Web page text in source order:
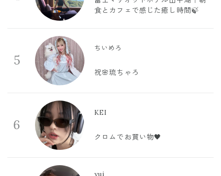
食とカフェで感じた癒し時間🍃
5
ちいめろ
祝🌸琉ちゃろ
6
KEI
クロムでお買い物🖤